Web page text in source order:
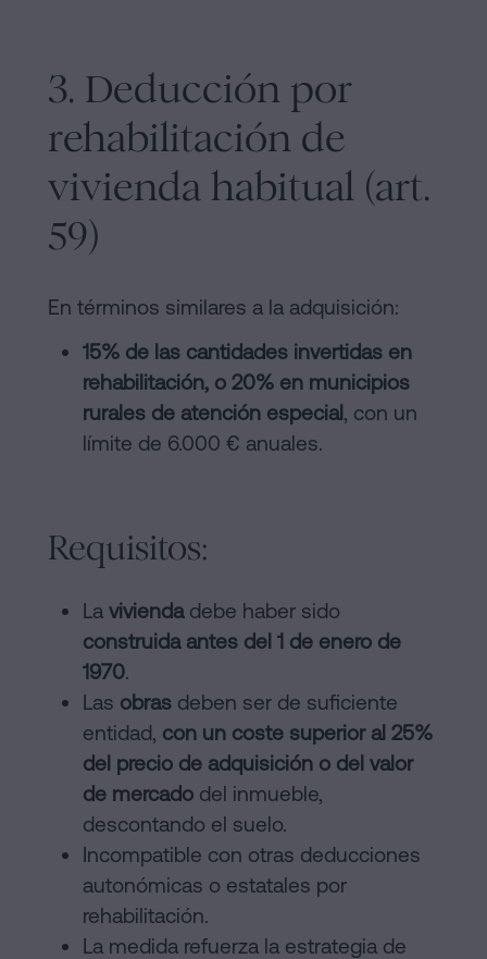
3. Deducción por
rehabilitación de
vivienda habitual (art.
59)
En términos similares a la adquisición:
15% de las cantidades invertidas en
rehabilitación, o 20% en municipios
rurales de atención especial, con un
límite de 6.000 € anuales.
Requisitos:
La vivienda debe haber sido
construida antes del 1 de enero de
1970.
Las obras deben ser de suficiente
entidad, con un coste superior al 25%
del precio de adquisición o del valor
de mercado del inmueble,
descontando el suelo.
Incompatible con otras deducciones
autonómicas o estatales por
rehabilitación.
La medida refuerza la estrategia de